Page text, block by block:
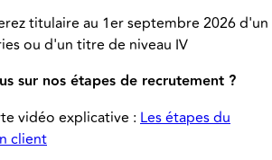
titulaire au 1er septembre 2026 d'un
ou d'un titre de niveau IV
sur nos étapes de recrutement ?
vidéo explicative : Les étapes du
client